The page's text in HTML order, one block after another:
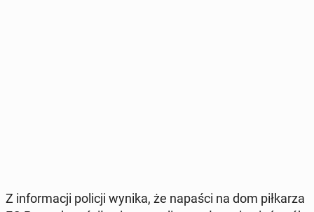
Z in­for­ma­cji policji wynika, że napaści na dom pił­ka­rza